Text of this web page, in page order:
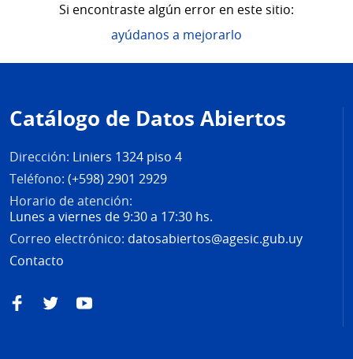
Si encontraste algún error en este sitio:
ayúdanos a mejorarlo
de
página
Catálogo de Datos Abiertos
Dirección: Liniers 1324 piso 4
Teléfono: (+598) 2901 2929
Horario de atención:
Lunes a viernes de 9:30 a 17:30 hs.
Correo electrónico: datosabiertos@agesic.gub.uy
Contacto
FacebookTwitterYouTube